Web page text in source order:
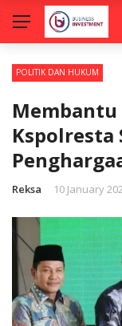
POLITIK DAN HUKUM
Kspolresta
Reksa 10 January